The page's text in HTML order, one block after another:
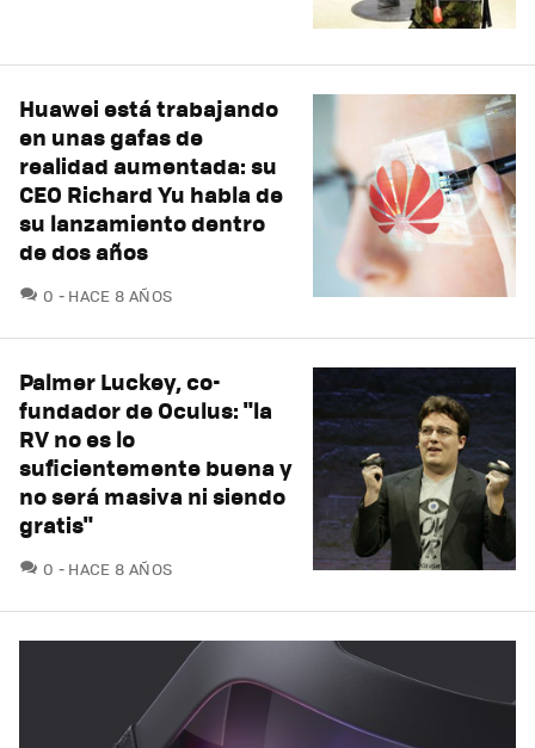
Huawei está trabajando
en unas gafas de
realidad aumentada: su
CEO Richard Yu habla de
su lanzamiento dentro
de dos años
0 COMENTARIOS
HACE 8 AÑOS
Palmer Luckey, co-
fundador de Oculus: "la
RV no es lo
suficientemente buena y
no será masiva ni siendo
gratis"
0 COMENTARIOS
HACE 8 AÑOS